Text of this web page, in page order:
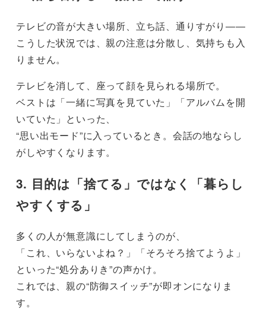
テレビの音が大きい場所、立ち話、通りすがり――
こうした状況では、親の注意は分散し、気持ちも入
りません。
テレビを消して、座って顔を見られる場所で。
ベストは「一緒に写真を見ていた」「アルバムを開
いていた」といった、
“思い出モード”に入っているとき。会話の地ならし
がしやすくなります。
3. 目的は「捨てる」ではなく「暮らし
やすくする」
多くの人が無意識にしてしまうのが、
「これ、いらないよね？」「そろそろ捨てようよ」
といった“処分ありき”の声かけ。
これでは、親の“防御スイッチ”が即オンになりま
す。